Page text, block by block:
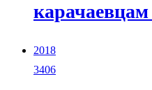
2018
3406